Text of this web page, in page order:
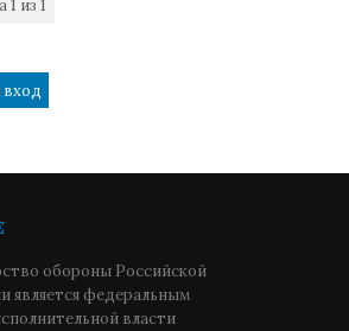
1 из 1
обороны Российской
является федеральным
власти